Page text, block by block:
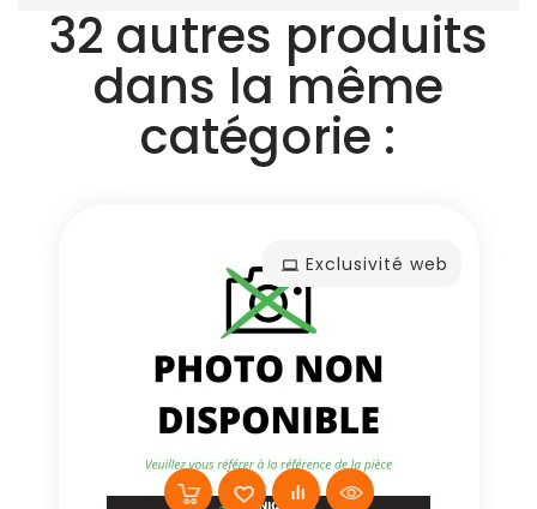
32 autres produits
dans la même
catégorie :
Exclusivité web